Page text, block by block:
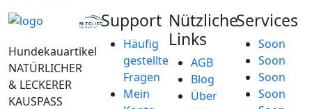
Hundekauartikel
NATÜRLICHER
& LECKERER
KAUSPASS
Support
Häufig
gestellte
Fragen
Mein
Nützliche
Links
AGB
Blog
Über
Services
Soon
Soon
Soon
Soon